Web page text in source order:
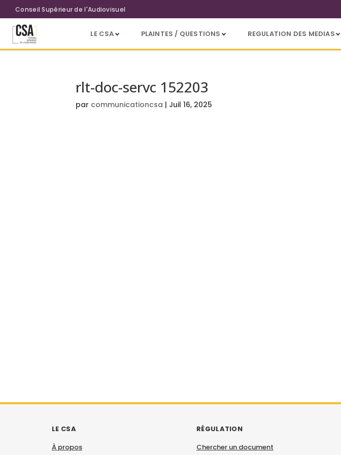
Aller au contenu principal
Conseil Supérieur de l'Audiovisuel
LE CSA PLAINTES / QUESTIONS REGULATION DES MEDIAS
rlt-doc-servc 152203
par communicationcsa | Juil 16, 2025
LE CSA
À propos
RÉGULATION
Chercher un document